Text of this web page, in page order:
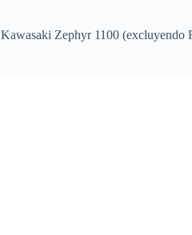
Kawasaki Zephyr 1100